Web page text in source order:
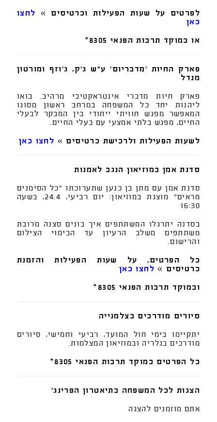
לפרטים על שעות הפעילות וכרטיסים » לחצו
כאן
או במוקד תרבות הפנאי 8305*
פארק החיות 'מדבריום' ע"ש ג'ק, ג'וזף ומורטון
מנדל
פארק חיות מדברי אינטראקטיבי מרהיב. בואו
ליהנות יחד כל המשפחה במרחב ראשון מסוגו
המאפשר מפגש חוויתי ייחודי בין המבקר לבעלי
החיים, מפגש בלתי אמצעי עם בעלי החיים.
לשעות הפעילות ולרכישת כרטיסים » לחצו כאן
סדנת אמן במוזיאון הנגב לאמנות
סדנת אמן עם מתן בן כנען שתערוכתו "כל הסימנים
מראים" מוצגת במוזיאון: יום רביעי, 24.4, בשעה
16:30
בסדנה יתרגלו המשתתפים איך בונים סצנה מרובת
משתתפים משלב הרעיון עד הבימוי הצילום
והרישום.
כל הפרטים, על שעות הפעילות והזמנת
כרטיסים » לחצו כאן
ובמוקד תרבות הפנאי 8305*
סיורים מודרכים בצלמנייה
יתקיימו בימי חול המועד, רביעי וחמישי, סיורים
מודרכים בגלריה ובמוזיאון המצלמות.
כל הפרטים במוקד תרבות הפנאי 8305*
הצגות לכל המשפחה בתיאטרון הפרינג'
אתם מוזמנים להצגה